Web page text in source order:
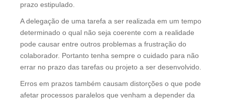
prazo estipulado.
A delegação de uma tarefa a ser realizada em um tempo
determinado o qual não seja coerente com a realidade
pode causar entre outros problemas a frustração do
colaborador. Portanto tenha sempre o cuidado para não
errar no prazo das tarefas ou projeto a ser desenvolvido.
Erros em prazos também causam distorções o que pode
afetar processos paralelos que venham a depender da